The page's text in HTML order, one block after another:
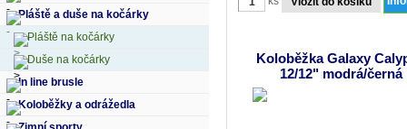
Koloběžka Galaxy
12/12" modrá/černá
Pláště a duše na kočárky
Pláště na kočárky
Duše na kočárky
In line brusle
Koloběžky a odrážedla